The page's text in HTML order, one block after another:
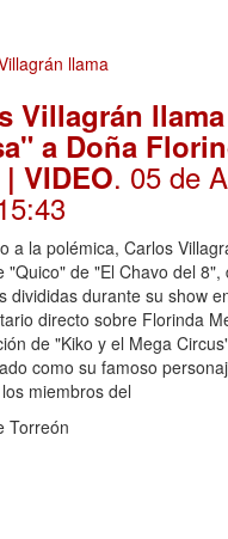
Villagrán
a Doña
VIDEO. 05 de
a la polémica, Carlos
"Quico" de "El Chavo del 8",
divididas durante su show
directo sobre Florinda
de "Kiko y el Mega
como su famoso
miembros del
Torreón